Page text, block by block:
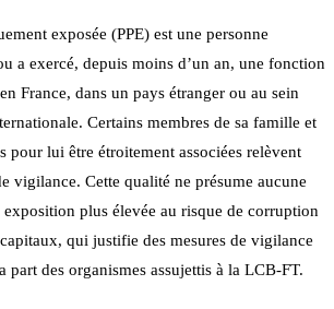
exposée (PPE) est une personne
a exercé, depuis moins d’un an, une fonction
France, dans un pays étranger ou au sein
Certains membres de sa famille et
pour lui être étroitement associées relèvent
vigilance. Cette qualité ne présume aucune
plus élevée au risque de corruption
qui justifie des mesures de vigilance
part des organismes assujettis à la LCB-FT.